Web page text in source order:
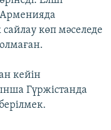
Арменияда
көп мәселеде
кейін
Гүржістанда